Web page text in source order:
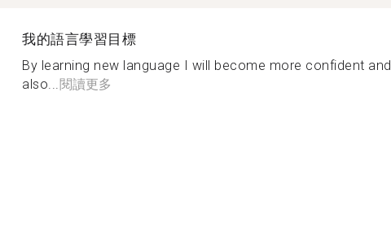
我的語言學習目標
By learning new language I will become more confident and
also... 閱讀更多